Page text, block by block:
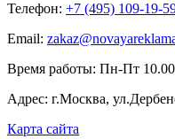
Телефон: +7 (495) 109-19-
Email:
Время работы: Пн-Пт
Адрес: г.Москва,
Карта сайта